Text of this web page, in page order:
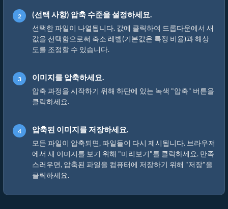
(선택 사항) 압축 수준을 설정하세요.
선택한 파일이 나열됩니다. 값에 클릭하여 드롭다운에서 새
값을 선택함으로써 축소 레벨(기본값은 특정 비율)과 해상
도를 조정할 수 있습니다.
이미지를 압축하세요.
압축 과정을 시작하기 위해 하단에 있는 녹색 "압축" 버튼을
클릭하세요.
압축된 이미지를 저장하세요.
모든 파일이 압축되면, 파일들이 다시 제시됩니다. 브라우저
에서 새 이미지를 보기 위해 "미리보기"를 클릭하세요. 만족
스러우면, 압축된 파일을 컴퓨터에 저장하기 위해 "저장"을
클릭하세요.